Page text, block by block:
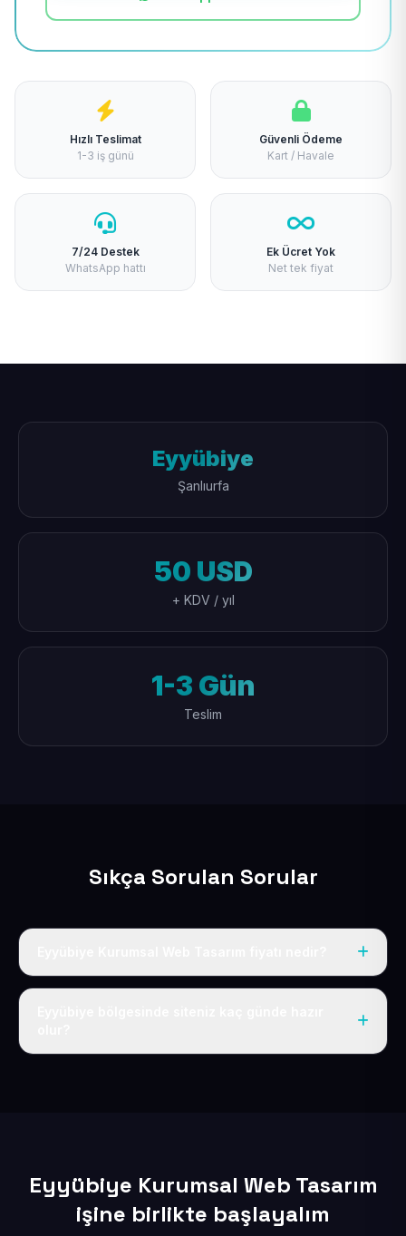
Hızlı Teslimat
1-3 iş günü
Güvenli Ödeme
Kart / Havale
7/24 Destek
WhatsApp hattı
Ek Ücret Yok
Net tek fiyat
Eyyübiye
Şanlıurfa
50 USD
+ KDV / yıl
1-3 Gün
Teslim
Sıkça Sorulan Sorular
Tek fiyat uygulanır: yıllık 50 USD + KDV. Bu bedele alan
Eyyübiye Kurumsal Web Tasarım
işine birlikte başlayalım